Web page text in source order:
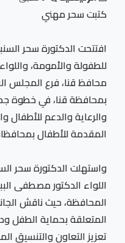
كتبت سحر مهني
افتتحت الدكتورة سحر
للطفولة والأمومة،
محافظ قنا، فرع المجلس
بمحافظة قنا، في خطوة
والرعاية والدعم للأطفال
المقدمة للأطفال
واستهلت الدكتورة سحر
اللواء الدكتور مصطفى
المحافظة، حيث ناقش
المتعلقة بحماية الطفل
تعزيز التعاون والتنسيق